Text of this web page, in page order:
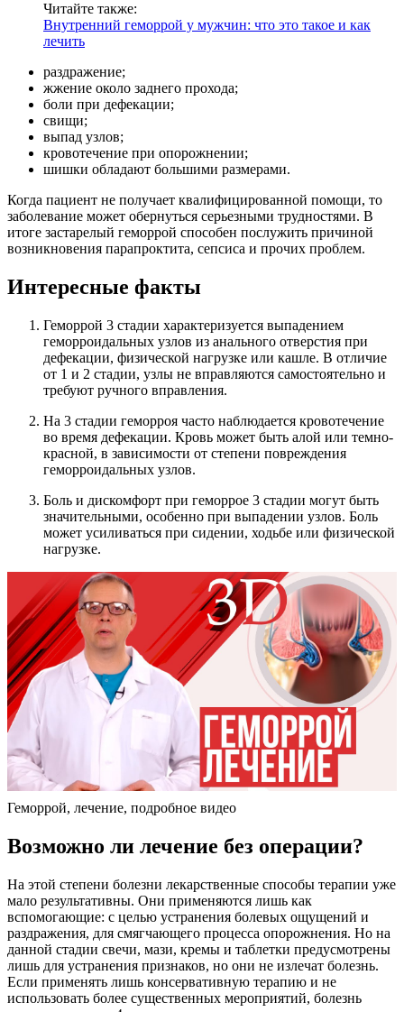
Читайте также:
Внутренний геморрой у мужчин: что это такое и как
лечить
раздражение;
жжение около заднего прохода;
боли при дефекации;
свищи;
выпад узлов;
кровотечение при опорожнении;
шишки обладают большими размерами.
Когда пациент не получает квалифицированной помощи, то
заболевание может обернуться серьезными трудностями. В
итоге застарелый геморрой способен послужить причиной
возникновения парапроктита, сепсиса и прочих проблем.
Интересные факты
Геморрой 3 стадии характеризуется выпадением
геморроидальных узлов из анального отверстия при
дефекации, физической нагрузке или кашле. В отличие
от 1 и 2 стадии, узлы не вправляются самостоятельно и
требуют ручного вправления.
На 3 стадии геморроя часто наблюдается кровотечение
во время дефекации. Кровь может быть алой или темно-
красной, в зависимости от степени повреждения
геморроидальных узлов.
Боль и дискомфорт при геморрое 3 стадии могут быть
значительными, особенно при выпадении узлов. Боль
может усиливаться при сидении, ходьбе или физической
нагрузке.
Геморрой, лечение, подробное видео
Возможно ли лечение без операции?
На этой степени болезни лекарственные способы терапии уже
мало результативны. Они применяются лишь как
вспомогающие: с целью устранения болевых ощущений и
раздражения, для смягчающего процесса опорожнения. Но на
данной стадии свечи, мази, кремы и таблетки предусмотрены
лишь для устранения признаков, но они не излечат болезнь.
Если применять лишь консервативную терапию и не
использовать более существенных мероприятий, болезнь